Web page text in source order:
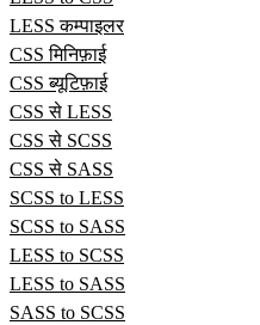
LESS कम्पाइलर
CSS मिनिफ़ाई
CSS ब्यूटिफ़ाई
CSS से LESS
CSS से SCSS
CSS से SASS
SCSS to LESS
SCSS to SASS
LESS to SCSS
LESS to SASS
SASS to SCSS